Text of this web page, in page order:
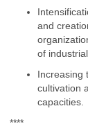
and
of
Increasing
cultivation
capacities.
****